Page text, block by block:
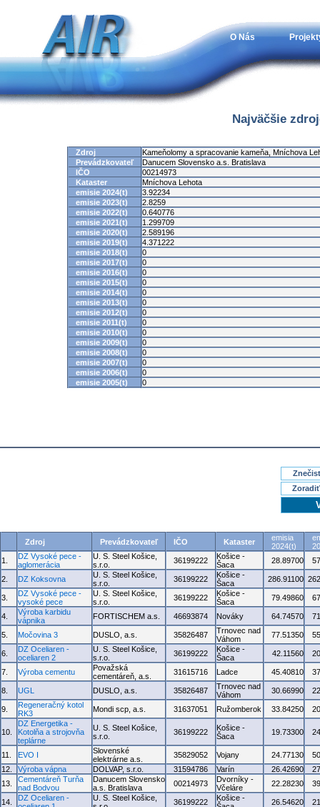
O Nás
Najväčšie
Zdroj
Kameňolomy a spracovanie kameňa, Mníchova
Prevádzkovateľ
Danucem Slovensko a.s. Bratislava
IČO
00214973
Kataster
Mníchova Lehota
emisie 2024(t)
3.92234
emisie 2023(t)
2.8259
emisie 2022(t)
0.640776
emisie 2021(t)
1.299709
emisie 2020(t)
2.589196
emisie 2019(t)
4.371222
emisie 2018(t)
0
emisie 2017(t)
0
emisie 2016(t)
0
emisie 2015(t)
0
emisie 2014(t)
0
emisie 2013(t)
0
emisie 2012(t)
0
emisie 2011(t)
0
emisie 2010(t)
0
emisie 2009(t)
0
emisie 2008(t)
0
emisie 2007(t)
0
emisie 2006(t)
0
emisie 2005(t)
0
Zdroj Prevádzkovateľ IČO Kataster
emisia
2024(t)
1.
DZ Vysoké pece -
aglomerácia
U. S. Steel Košice,
s.r.o.
36199222
Košice -
Šaca
28.89700
2. DZ Koksovna
U. S. Steel Košice,
s.r.o.
36199222
Košice -
Šaca
286.91100
3.
DZ Vysoké pece -
vysoké pece
U. S. Steel Košice,
s.r.o.
36199222
Košice -
Šaca
79.49860
4.
Výroba karbidu
vápnika
FORTISCHEM a.s. 46693874 Nováky 64.74570
5. Močovina 3 DUSLO, a.s. 35826487
Trnovec nad
Váhom
77.51350
6.
DZ Oceliaren -
oceliaren 2
U. S. Steel Košice,
s.r.o.
36199222
Košice -
Šaca
42.11560
7. Výroba cementu
Považská
cementáreň, a.s.
31615716 Ladce 45.40810
8. UGL DUSLO, a.s. 35826487
Trnovec nad
Váhom
30.66990
9.
Regeneračný kotol
RK3
Mondi scp, a.s. 31637051 Ružomberok 33.84250
10.
DZ Energetika -
Kotolňa a strojovňa
teplárne
U. S. Steel Košice,
s.r.o.
36199222
Košice -
Šaca
19.73300
11. EVO I
Slovenské
elektrárne a.s.
35829052 Vojany 24.77130
12.
Výroba vápna DOLVAP, s.r.o. 31594786 Varín 26.42690
13.
Cementáreň Turňa
nad Bodvou
Danucem Slovensko
a.s. Bratislava
00214973
Dvorníky -
Včeláre
22.28230
14.
DZ Oceliaren -
U. S. Steel Košice,
36199222
Košice -
26.54620